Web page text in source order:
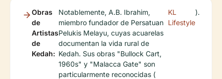
Obras
de
Artistas
de
Kedah:
Notablemente, A.B. Ibrahim,
miembro fundador de Persatuan
Pelukis Melayu, cuyas acuarelas
documentan la vida rural de
Kedah. Sus obras "Bullock Cart,
1960s" y "Malacca Gate" son
particularmente reconocidas (
KL
Lifestyle
).